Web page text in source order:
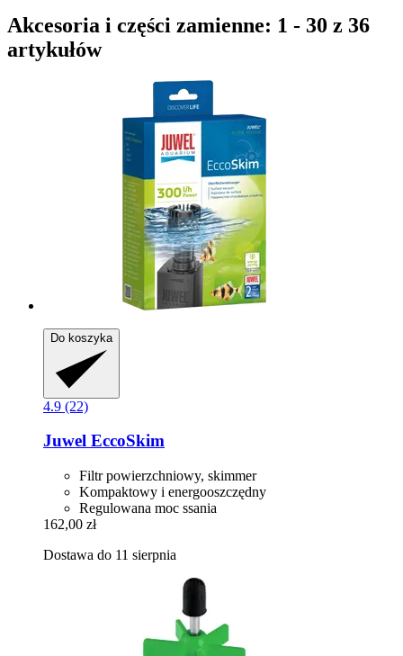
Akcesoria i części zamienne: 1 - 30 z 36
artykułów
Do koszyka
4.9 (22)
Juwel EccoSkim
Filtr powierzchniowy, skimmer
Kompaktowy i energooszczędny
Regulowana moc ssania
162,00 zł
Dostawa do 11 sierpnia